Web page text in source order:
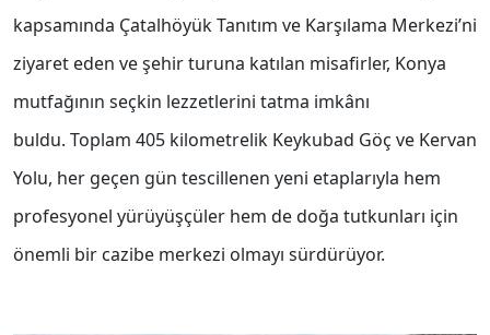
kapsamında Çatalhöyük Tanıtım ve Karşılama Merkezi’ni
ziyaret eden ve şehir turuna katılan misafirler, Konya
mutfağının seçkin lezzetlerini tatma imkânı
buldu. Toplam 405 kilometrelik Keykubad Göç ve Kervan
Yolu, her geçen gün tescillenen yeni etaplarıyla hem
profesyonel yürüyüşçüler hem de doğa tutkunları için
önemli bir cazibe merkezi olmayı sürdürüyor.